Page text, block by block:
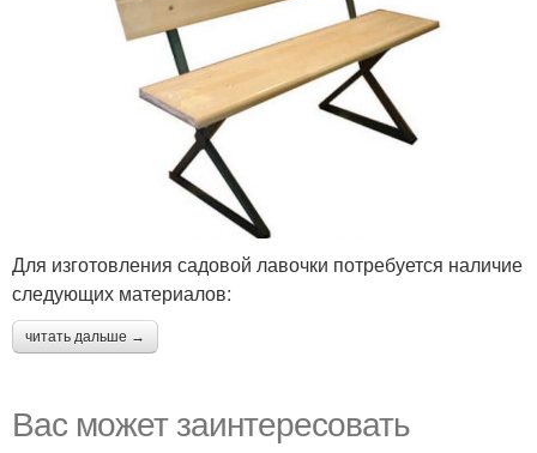
Для изготовления садовой лавочки потребуется наличие
следующих материалов:
читать дальше →
Вас может заинтересовать